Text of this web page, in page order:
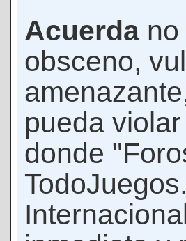
Acuerda
obsceno,
pueda
donde